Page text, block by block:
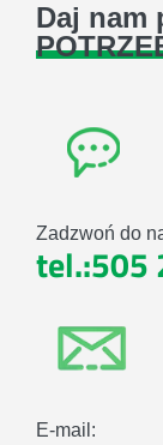
Daj nam
Zadzwoń do
tel.:505
E-mail: